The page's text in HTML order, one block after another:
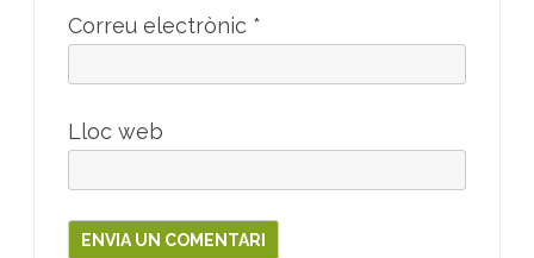
Correu electrònic *
Lloc web